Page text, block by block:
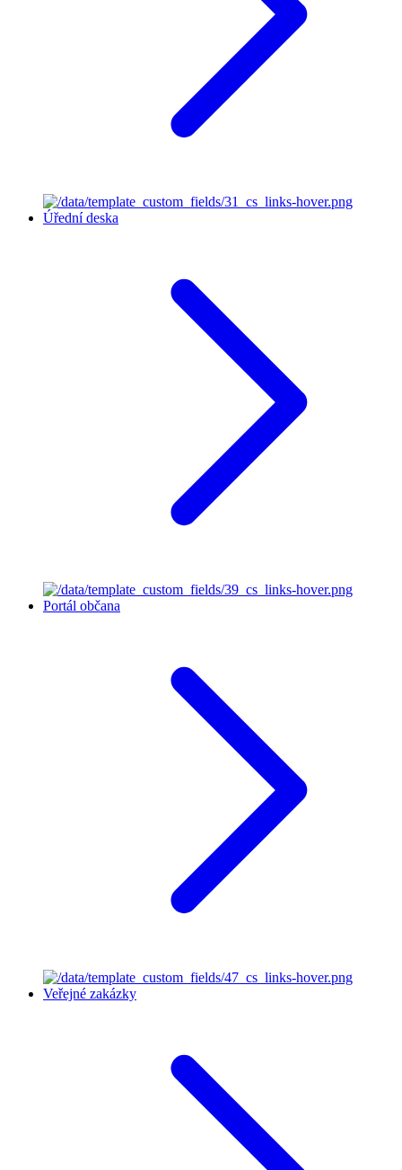
Úřední deska
Portál občana
Veřejné zakázky